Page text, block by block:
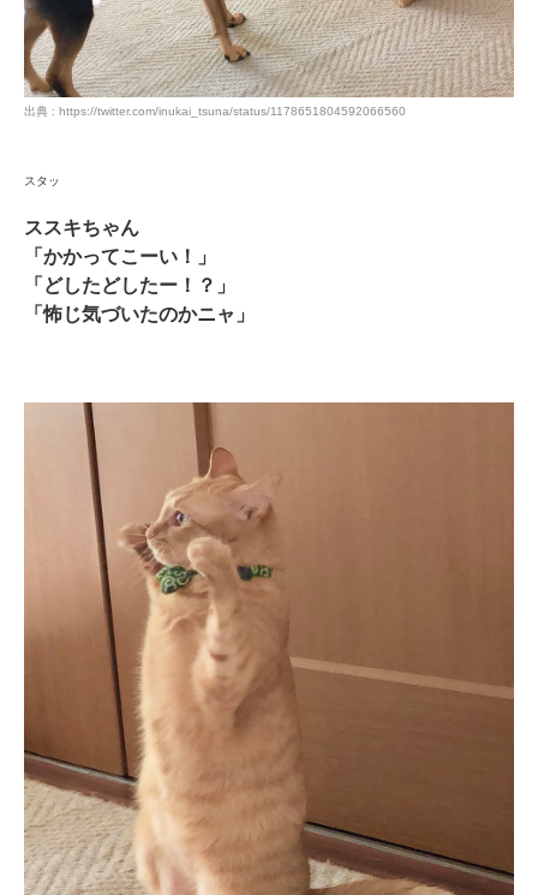
出典 : https://twitter.com/inukai_tsuna/status/1178651804592066560
スタッ
ススキちゃん
「かかってこーい！」
「どしたどしたー！？」
「怖じ気づいたのかニャ」